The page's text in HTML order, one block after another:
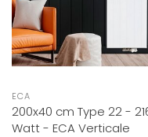
ECA
200x40 cm Type 22 -
Watt - ECA Verticale